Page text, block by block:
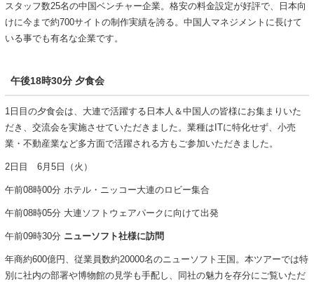
スタッフ数25名の中国ベンチャー企業。格安の料金設定が好評で、日本向
けに今まで約700サイトの制作実績を誇る。中国人マネジメントに長けて
いる事でも有名な企業です。
午後18時30分 夕食会
1日目の夕食会は、大連で活躍する日本人＆中国人の皆様にお集まりいた
だき、交流会を実施させていただきました。業種はITに特化せず、小売
業・不動産業など多方面で活躍される方もご参加いただきました。
2日目 6月5日（火）
午前08時00分 ホテル・ニッコー大連のロビー集合
午前08時05分 大連ソフトウェアパークに向けて出発
午前09時30分 ニューソフト社様に訪問
年商約600億円、従業員数約20000名のニューソフト王国。本ツアーでは特
別に社内の部署や博物館の見学も手配し、同社の魅力を存分にご覧いただ